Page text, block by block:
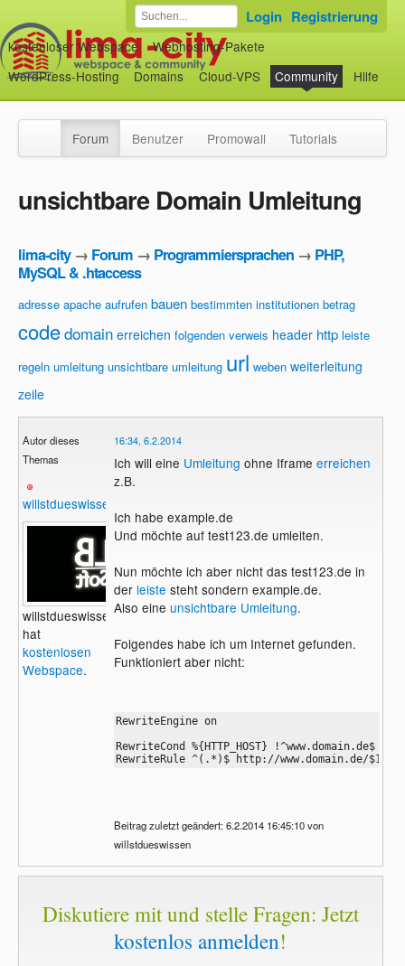
kostenloser Webspace
Webhosting-Pakete
WordPress-Hosting
Domains Cloud-VPS Community Hilfe
Login Registrierung
Forum Benutzer Promowall Tutorials
unsichtbare Domain Umleitung
lima-city→ Forum → Programmiersprachen → PHP,
MySQL & .htaccess
adresse apache aufrufen bauen bestimmten institutionen betrag
codedomain erreichen folgenden verweis header http leiste
regeln umleitung unsichtbare umleitung url weben weiterleitung
zeile
Autor dieses
Themas
willstdueswissen
willstdueswissen
hat
kostenlosen
Webspace.
16:34, 6.2.2014
Ich will eine Umleitung ohne Iframe erreichen
z.B.
Ich habe example.de
Und möchte auf test123.de umleiten.
Nun möchte ich aber nicht das test123.de in
der leiste steht sondern example.de.
Also eine unsichtbare Umleitung.
Folgendes habe ich um Internet gefunden.
Funktioniert aber nicht:
RewriteEngine on
RewriteCond %{HTTP_HOST} !^www.domain.de$
RewriteRule ^(.*)$ http://www.domain.de/$1
Beitrag zuletzt geändert: 6.2.2014 16:45:10 von
willstdueswissen
Diskutiere mit und stelle Fragen: Jetzt
kostenlos anmelden!